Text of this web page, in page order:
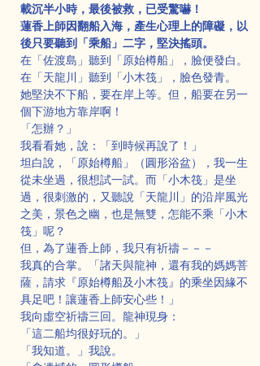
載沉半小時，最後被救，已受驚嚇！
蓮香上師因翻船入海，產生心理上的障礙，以
後只要聽到「乘船」二字，堅決搖頭。
在「佐渡島」聽到「原始樽船」，臉便發白。
在「天龍川」聽到「小木筏」，臉色發青。
她堅決不下船，要在岸上等。但，船要在另一
個下游地方靠岸啊！
「怎辦？」
我看看她，說：「到時候再說了！」
坦白說，「原始樽船」（圓形浴盆），我一生
從未坐過，很想試一試。而「小木筏」是坐
過，很刺激的，又聽說「天龍川」的沿岸風光
之美，景色之幽，也是無雙，怎能不乘「小木
筏」呢？
但，為了蓮香上師，我只有祈禱－－－
我真的合掌。「諸天與龍神，還有我的媽媽菩
薩，請求『原始樽船及小木筏』的乘坐因緣不
具足吧！讓蓮香上師安心些！」
我向虛空祈禱三回。龍神現身：
「這二船均很好玩的。」
「我知道。」我說。